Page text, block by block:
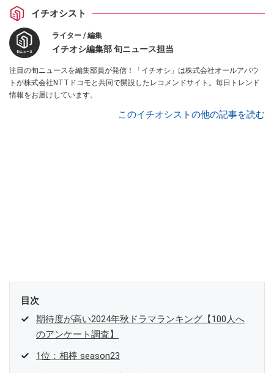
イチオシスト
ライター / 編集
イチオシ編集部 旬ニュース担当
注目の旬ニュースを編集部員が発信！「イチオシ」は株式会社オールアバウ
トが株式会社NTTドコモと共同で開設したレコメンドサイト。毎日トレンド
情報をお届けしています。
このイチオシストの他の記事を読む
目次
期待度が高い2024年秋ドラマランキング【100人へ
のアンケート調査】
1位：相棒 season23